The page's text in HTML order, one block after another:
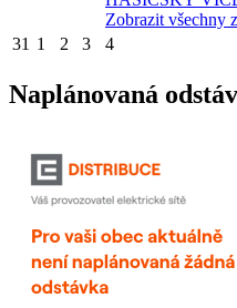
Zobrazit všechny
31 1 2 3 4
Naplánovaná